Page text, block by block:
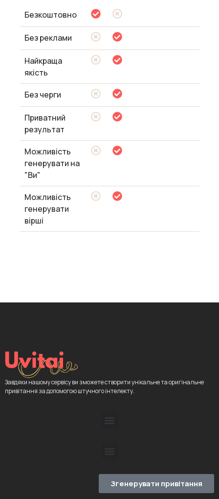
Безкоштовно
Без реклами
Найкраща
якість
Без черги
Приватний
результат
Можливість
генерувати на
"Ви"
Можливість
генерувати
вірші
Завдяки нашому сервісу ви зможете створити унікальне та оригінальне
привітання за допомогою штучного інтелекту.
Згенерувати привітання